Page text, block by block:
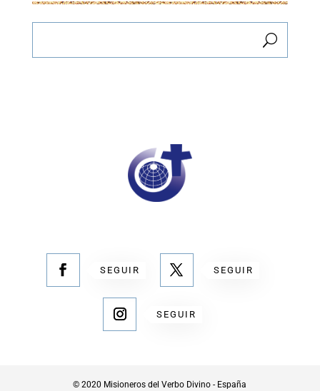
SEGUIR SEGUIR
SEGUIR
© 2020 Misioneros del Verbo Divino - España